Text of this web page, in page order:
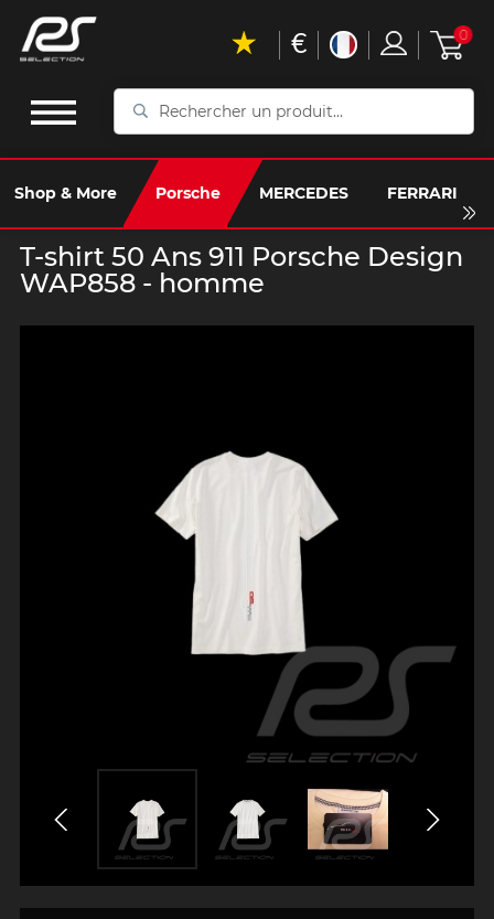
Rechercher
produit...
Shop & More Porsche MERCEDES FERRARI
€ 0
T-shirt 50 Ans 911 Porsche Design
WAP858 - homme